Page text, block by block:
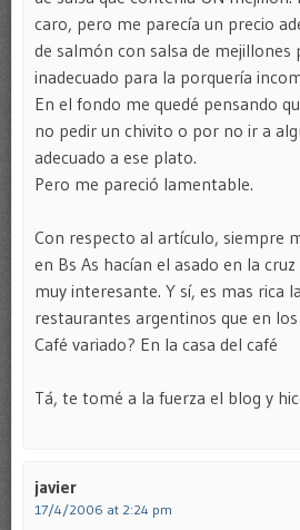
caro, pero me parecía un precio
de salmón con salsa de mejillones
inadecuado para la porquería
En el fondo me quedé pensando
no pedir un chivito o por no ir a
adecuado a ese plato.
Pero me pareció lamentable.
Con respecto al artículo, siempre
en Bs As hacían el asado en la
muy interesante. Y sí, es mas rica
restaurantes argentinos que en los
Café variado? En la casa del café
Tá, te tomé a la fuerza el blog y
javier
17/4/2006 at 2:24 pm